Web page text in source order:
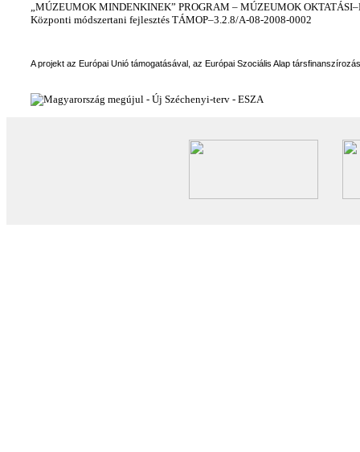
„MÚZEUMOK MINDENKINEK” PROGRAM – MÚZEUMOK
Központi módszertani fejlesztés TÁMOP–3.2.8/A-08-2008-0002
A projekt az Európai Unió támogatásával, az Európai Szociális Alap